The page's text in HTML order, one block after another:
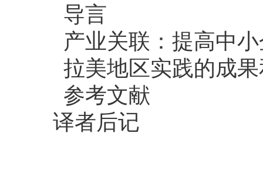
导言
产业关联：提高中
拉美地区实践的成
参考文献
译者后记